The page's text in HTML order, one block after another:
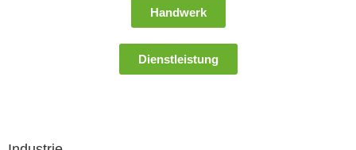
Handwerk
Dienstleistung